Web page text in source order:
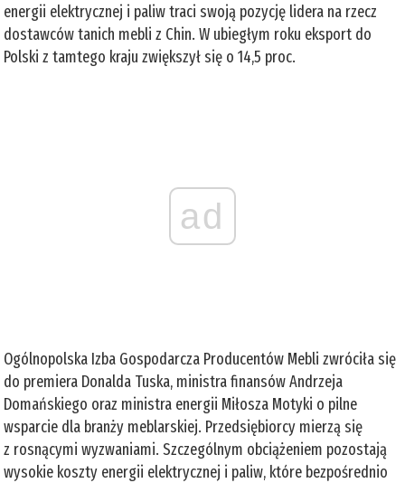
energii elektrycznej i paliw traci swoją pozycję lidera na rzecz
dostawców tanich mebli z Chin. W ubiegłym roku eksport do
Polski z tamtego kraju zwiększył się o 14,5 proc.
ad
Ogólnopolska Izba Gospodarcza Producentów Mebli zwróciła się
do premiera Donalda Tuska, ministra finansów Andrzeja
Domańskiego oraz ministra energii Miłosza Motyki o pilne
wsparcie dla branży meblarskiej. Przedsiębiorcy mierzą się
z rosnącymi wyzwaniami. Szczególnym obciążeniem pozostają
wysokie koszty energii elektrycznej i paliw, które bezpośrednio